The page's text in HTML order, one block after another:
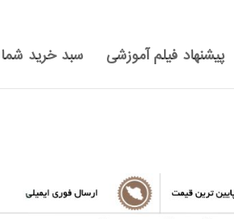
پیشنهاد فیلم آموزشی سبد خرید شما